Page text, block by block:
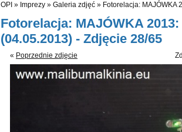
OPI » Imprezy » Galeria zdjęć » Fotorelacja: MAJÓWKA
Fotorelacja: MAJÓWKA
(04.05.2013) - Zdjęcie 28/65
« Poprzednie zdjęcie